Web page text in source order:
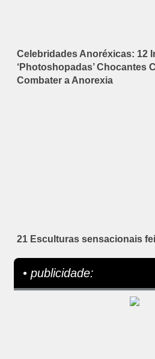
Celebridades Anoréxicas: 12
‘Photoshopadas’ Chocantes
Combater a Anorexia
21 Esculturas sensacionais
• publicidade: